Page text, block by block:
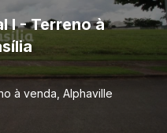
I - Terreno à
à venda, Alphaville